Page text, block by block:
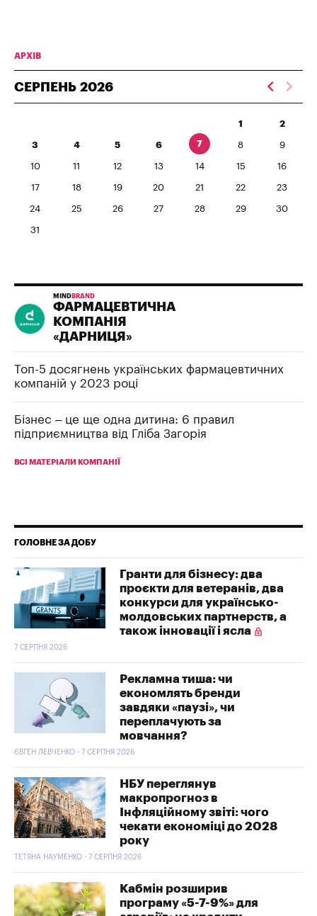
АРХІВ
СЕРПЕНЬ 2026
1 2
3 4 5 6 7 8 9
10 11 12 13 14 15 16
17 18 19 20 21 22 23
24 25 26 27 28 29 30
31
MIND BRAND
ФАРМАЦЕВТИЧНА
КОМПАНІЯ
«ДАРНИЦЯ»
Топ-5 досягнень українських фармацевтичних
компаній у 2023 році
Бізнес – це ще одна дитина: 6 правил
підприємництва від Гліба Загорія
ВСІ МАТЕРІАЛИ КОМПАНІЇ
ГОЛОВНЕ ЗА ДОБУ
Гранти для бізнесу: два
проєкти для ветеранів, два
конкурси для українсько-
молдовських партнерств, а
також інновації і ясла
7 СЕРПНЯ 2026
Рекламна тиша: чи
економлять бренди
завдяки «паузі», чи
переплачують за
мовчання?
ЄВГЕН ЛЕВЧЕНКО - 7 СЕРПНЯ 2026
НБУ переглянув
макропрогноз в
Інфляційному звіті: чого
чекати економіці до 2028
року
ТЕТЯНА НАУМЕНКО - 7 СЕРПНЯ 2026
Кабмін розширив
програму «5-7-9%» для